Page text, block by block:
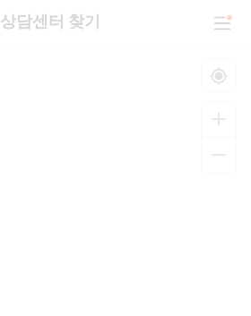
상담센터 찾기